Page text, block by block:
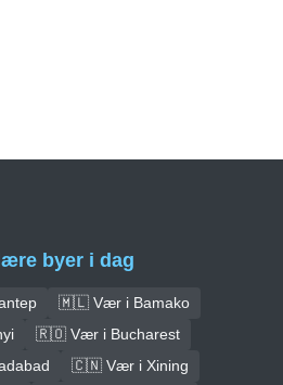
byer i dag
🇲🇱 Vær i Bamako
🇷🇴 Vær i Bucharest
🇨🇳 Vær i Xining